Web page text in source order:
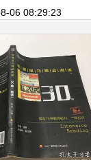
新系统动态
06 08:29:23